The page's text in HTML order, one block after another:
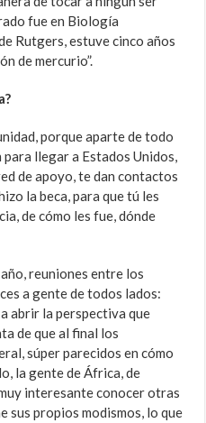
fue en Biología
Rutgers, estuve cinco años
de mercurio”.
porque aparte de todo
llegar a Estados Unidos,
de apoyo, te dan contactos
la beca, para que tú les
de cómo les fue, dónde
reuniones entre los
a gente de todos lados:
abrir la perspectiva que
de que al final los
súper parecidos en cómo
la gente de África, de
interesante conocer otras
sus propios modismos, lo que